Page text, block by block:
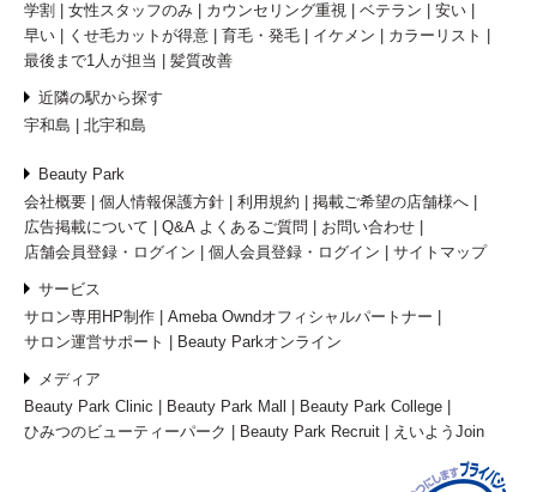
学割
女性スタッフのみ カウンセリング重視 ベテラン
安い
早い
くせ毛カットが得意 育毛・発毛 イケメン
カラーリスト
最後まで1人が担当
髪質改善
近隣の駅から探す
宇和島
北宇和島
Beauty Park
会社概要
個人情報保護方針 利用規約
掲載ご希望の店舗様へ
広告掲載について
Q&A よくあるご質問
お問い合わせ
店舗会員登録・ログイン
個人会員登録・ログイン サイトマップ
サービス
サロン専用HP制作
Ameba Owndオフィシャルパートナー
サロン運営サポート
Beauty Parkオンライン
メディア
Beauty Park Clinic
Beauty Park Mall
Beauty Park College
ひみつのビューティーパーク
Beauty Park Recruit えいようJoin